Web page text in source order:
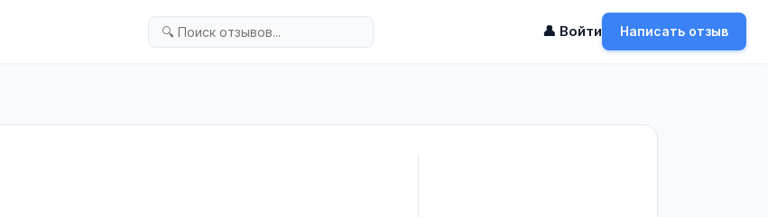
👤 Войти Написать отзыв